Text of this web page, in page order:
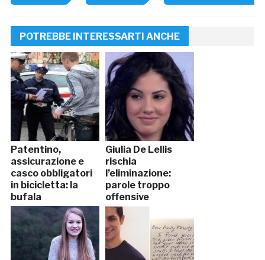
POTREBBE INTERESSARTI ANCHE
Patentino,
assicurazione e
casco obbligatori
in bicicletta: la
bufala
Giulia De Lellis
rischia
l’eliminazione:
parole troppo
offensive